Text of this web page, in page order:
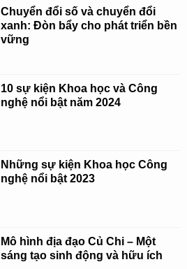
Chuyển đổi số và chuyển đổi
xanh: Đòn bẩy cho phát triển bền
vững
10 sự kiện Khoa học và Công
nghệ nổi bật năm 2024
Những sự kiện Khoa học Công
nghệ nổi bật 2023
Mô hình địa đạo Củ Chi – Một
sáng tạo sinh động và hữu ích